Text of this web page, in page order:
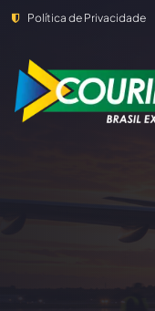
Política de Privacidade